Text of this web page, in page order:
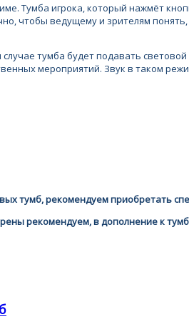
Тумба игрока, который нажмёт
чтобы ведущему и зрителям
тумба будет подавать
мероприятий. Звук в таком
тумб, рекомендуем приобретать
рекомендуем, в дополнение к